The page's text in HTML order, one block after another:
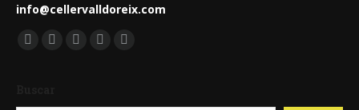
info@cellervalldoreix.com
Encuéntranos en:
Facebook
TwitterYouTube
PinterestInstagram